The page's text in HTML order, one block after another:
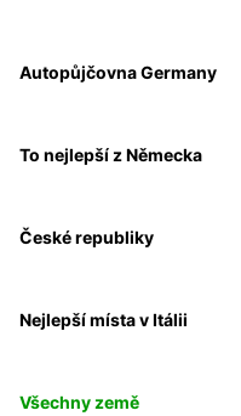
Autopůjčovna Germany
To nejlepší z Německa
České republiky
Nejlepší místa v Itálii
Všechny země